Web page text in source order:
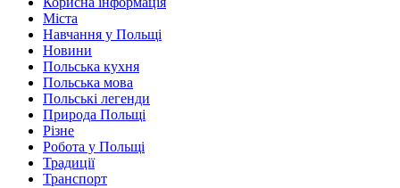
Міста
Навчання у Польщі
Новини
Польська кухня
Польська мова
Польські легенди
Природа Польщі
Різне
Робота у Польщі
Традиції
Транспорт